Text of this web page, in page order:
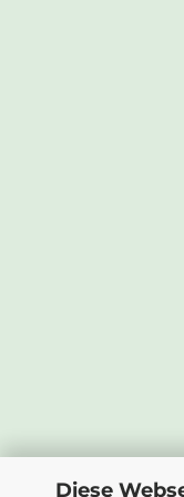
Diese